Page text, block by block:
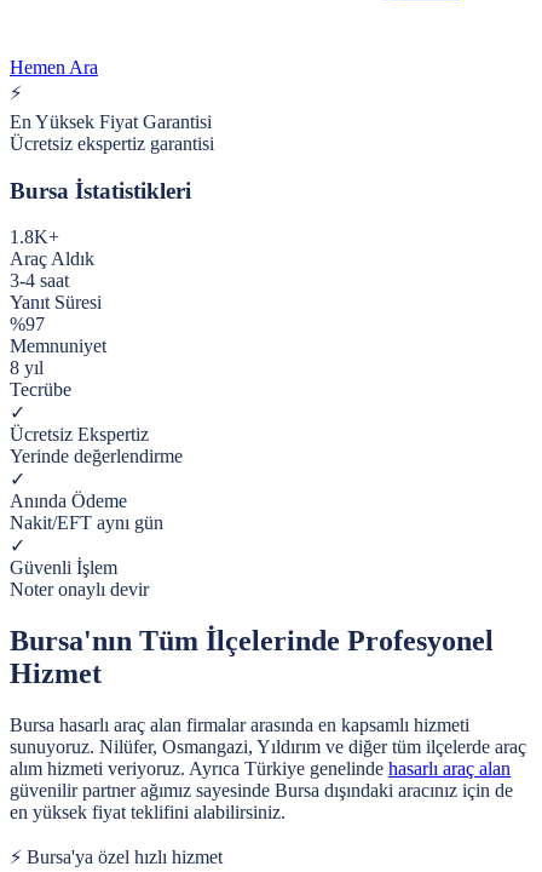
Hemen Ara
⚡
En Yüksek Fiyat Garantisi
Ücretsiz ekspertiz garantisi
Bursa İstatistikleri
1.8K+
Araç Aldık
3-4 saat
Yanıt Süresi
%97
Memnuniyet
8 yıl
Tecrübe
✓
Ücretsiz Ekspertiz
Yerinde değerlendirme
✓
Anında Ödeme
Nakit/EFT aynı gün
✓
Güvenli İşlem
Noter onaylı devir
Bursa'nın Tüm İlçelerinde Profesyonel
Hizmet
Bursa hasarlı araç alan firmalar arasında en kapsamlı hizmeti
sunuyoruz. Nilüfer, Osmangazi, Yıldırım ve diğer tüm ilçelerde araç
alım hizmeti veriyoruz. Ayrıca Türkiye genelinde hasarlı araç alan
güvenilir partner ağımız sayesinde Bursa dışındaki aracınız için de
en yüksek fiyat teklifini alabilirsiniz.
⚡ Bursa'ya özel hızlı hizmet